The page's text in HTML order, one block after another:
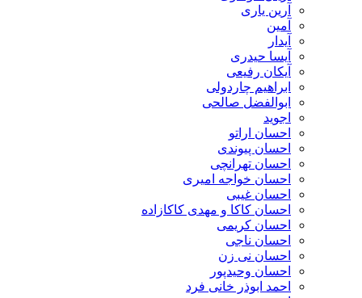
آرین یاری
آمین
آیدار
آیسا حیدری
آیکان رفیعی
ابراهیم چاردولی
ابوالفضل صالحی
اجوید
احسان اراتو
احسان پیوندی
احسان تهرانچی
احسان خواجه امیری
احسان غیبی
احسان کاکا و مهدی کاکازاده
احسان کریمی
احسان ناجی
احسان نی زن
احسان وحیدپور
احمد ابوذر خانی فرد